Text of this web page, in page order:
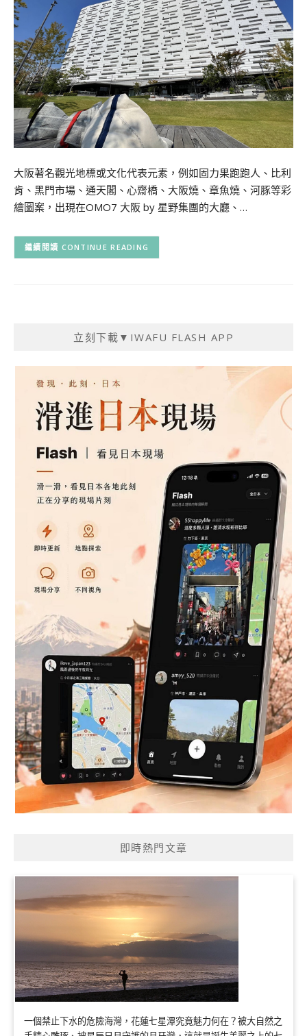
大阪著名觀光地標或文化代表元素，例如固力果跑跑人、比利
肯、黑門市場、通天閣、心齋橋、大阪燒、章魚燒、河豚等彩
繪圖案，出現在OMO7 大阪 by 星野集團的大廳、…
CONTINUE READING
立刻下載▼IWAFU FLASH APP
即時熱門文章
一個禁止下水的危險海灣，花蓮七星潭究竟魅力何在？被大自然之